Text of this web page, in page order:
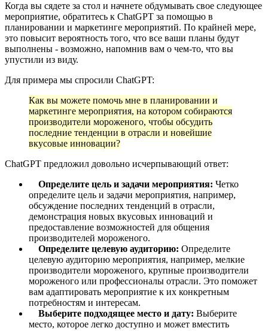
Когда вы сядете за стол и начнете обдумывать свое следующее
мероприятие, обратитесь к ChatGPT за помощью в
планировании и маркетинге мероприятий. По крайней мере,
это повысит вероятность того, что все ваши планы будут
выполнены - возможно, напомнив вам о чем-то, что вы
упустили из виду.
Для примера мы спросили ChatGPT:
Как вы можете помочь мне в планировании и
маркетинге мероприятия, на котором собираются
производители мороженого, чтобы обсудить
последние тенденции в отрасли и новейшие
вкусовые инновации?
ChatGPT предложил довольно исчерпывающий ответ:
Определите цель и задачи мероприятия: Четко
определите цель и задачи мероприятия, например,
обсуждение последних тенденций в отрасли,
демонстрация новых вкусовых инноваций и
предоставление возможностей для общения
производителей мороженого.
Определите целевую аудиторию: Определите
целевую аудиторию мероприятия, например, мелкие
производители мороженого, крупные производители
мороженого или профессионалы отрасли. Это поможет
вам адаптировать мероприятие к их конкретным
потребностям и интересам.
Выберите подходящее место и дату: Выберите
место, которое легко доступно и может вместить